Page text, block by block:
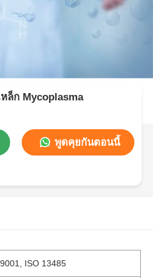
ล็ก Mycoplasma
พูดคุยกันตอนนี้
ISO 13485